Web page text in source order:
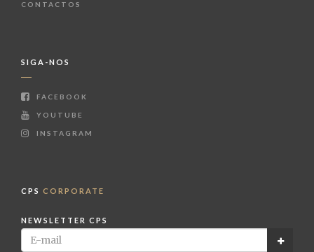
CONTACTOS
SIGA-NOS
FACEBOOK
YOUTUBE
INSTAGRAM
CPS CORPORATE
NEWSLETTER CPS